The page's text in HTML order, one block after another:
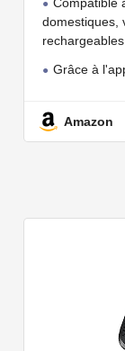
Compatible
domestiques,
Grâce à
Convient à
Capacité
kW. Câble de
permettant
sur vos
vos
Amazon